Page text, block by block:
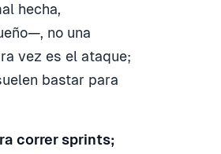
hecha,
no una
vez es el ataque;
bastar para
correr sprints;